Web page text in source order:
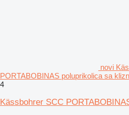
novi
PORTABOBINAS poluprikolica sa
4
Kässbohrer SCC